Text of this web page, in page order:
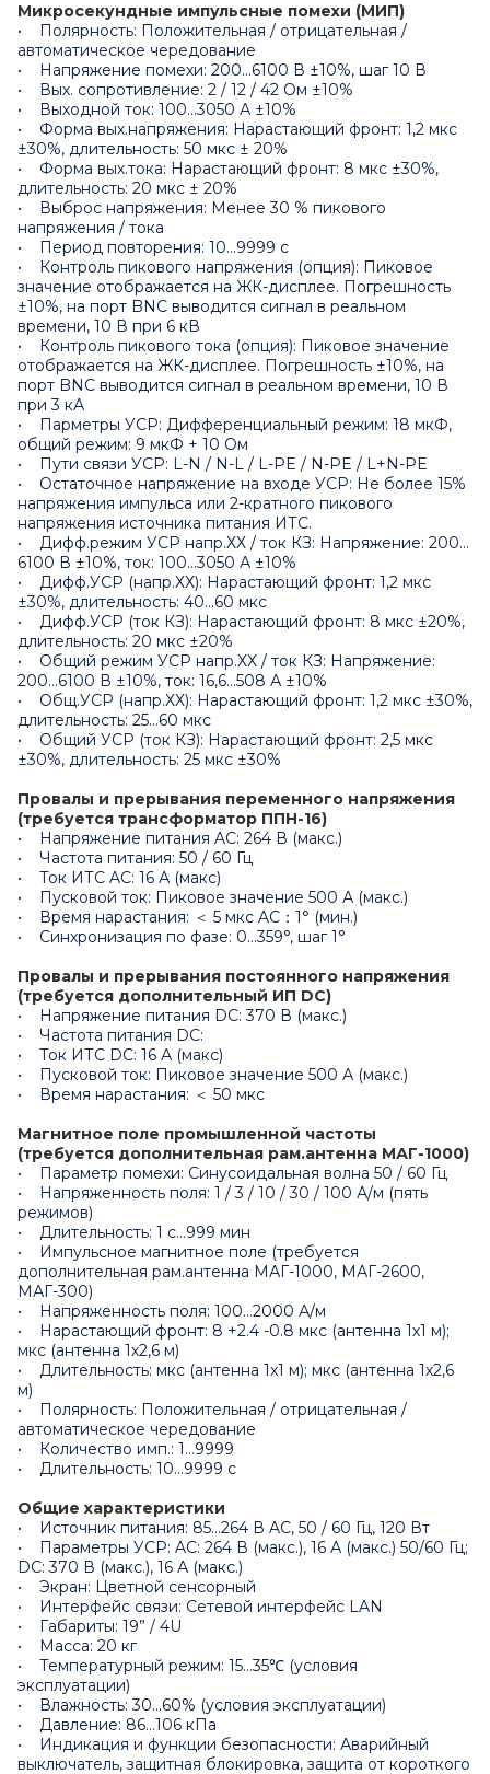
Микросекундные импульсные помехи (МИП)
• Полярность: Положительная / отрицательная /
автоматическое чередование
• Напряжение помехи: 200…6100 В ±10%, шаг 10 В
• Вых. сопротивление: 2 / 12 / 42 Ом ±10%
• Выходной ток: 100…3050 А ±10%
• Форма вых.напряжения: Нарастающий фронт: 1,2 мкс
±30%, длительность: 50 мкс ± 20%
• Форма вых.тока: Нарастающий фронт: 8 мкс ±30%,
длительность: 20 мкс ± 20%
• Выброс напряжения: Менее 30 % пикового
напряжения / тока
• Период повторения: 10…9999 с
• Контроль пикового напряжения (опция): Пиковое
значение отображается на ЖК-дисплее. Погрешность
±10%, на порт BNC выводится сигнал в реальном
времени, 10 В при 6 кВ
• Контроль пикового тока (опция): Пиковое значение
отображается на ЖК-дисплее. Погрешность ±10%, на
порт BNC выводится сигнал в реальном времени, 10 В
при 3 кА
• Парметры УСР: Дифференциальный режим: 18 мкФ,
общий режим: 9 мкФ + 10 Ом
• Пути связи УСР: L-N / N-L / L-PE / N-PE / L+N-PE
• Остаточное напряжение на входе УСР: Не более 15%
напряжения импульса или 2-кратного пикового
напряжения источника питания ИТС.
• Дифф.режим УСР напр.ХХ / ток КЗ: Напряжение: 200…
6100 В ±10%, ток: 100…3050 А ±10%
• Дифф.УСР (напр.ХХ): Нарастающий фронт: 1,2 мкс
±30%, длительность: 40…60 мкс
• Дифф.УСР (ток КЗ): Нарастающий фронт: 8 мкс ±20%,
длительность: 20 мкс ±20%
• Общий режим УСР напр.ХХ / ток КЗ: Напряжение:
200…6100 В ±10%, ток: 16,6…508 А ±10%
• Общ.УСР (напр.ХХ): Нарастающий фронт: 1,2 мкс ±30%,
длительность: 25…60 мкс
• Общий УСР (ток КЗ): Нарастающий фронт: 2,5 мкс
±30%, длительность: 25 мкс ±30%
Провалы и прерывания переменного напряжения
(требуется трансформатор ППН-16)
• Напряжение питания AC: 264 В (макс.)
• Частота питания: 50 / 60 Гц
• Ток ИТС AC: 16 А (макс)
• Пусковой ток: Пиковое значение 500 А (макс.)
• Время нарастания: ＜ 5 мкс AC：1° (мин.)
• Синхронизация по фазе: 0…359°, шаг 1°
Провалы и прерывания постоянного напряжения
(требуется дополнительный ИП DC)
• Напряжение питания DC: 370 В (макс.)
• Частота питания DC:
• Ток ИТС DC: 16 А (макс)
• Пусковой ток: Пиковое значение 500 А (макс.)
• Время нарастания: ＜ 50 мкс
Магнитное поле промышленной частоты
(требуется дополнительная рам.антенна МАГ-1000)
• Параметр помехи: Синусоидальная волна 50 / 60 Гц
• Напряженность поля: 1 / 3 / 10 / 30 / 100 А/м (пять
режимов)
• Длительность: 1 с…999 мин
• Импульсное магнитное поле (требуется
дополнительная рам.антенна МАГ-1000, МАГ-2600,
МАГ-300)
• Напряженность поля: 100…2000 А/м
• Нарастающий фронт: 8 +2.4 -0.8 мкс (антенна 1х1 м);
мкс (антенна 1х2,6 м)
• Длительность: мкс (антенна 1х1 м); мкс (антенна 1х2,6
м)
• Полярность: Положительная / отрицательная /
автоматическое чередование
• Количество имп.: 1…9999
• Длительность: 10…9999 с
Общие характеристики
• Источник питания: 85…264 В AC, 50 / 60 Гц, 120 Вт
• Параметры УСР: AC: 264 В (макс.), 16 А (макс.) 50/60 Гц;
DC: 370 В (макс.), 16 А (макс.)
• Экран: Цветной сенсорный
• Интерфейс связи: Сетевой интерфейс LAN
• Габариты: 19” / 4U
• Масса: 20 кг
• Температурный режим: 15…35℃ (условия
эксплуатации)
• Влажность: 30…60% (условия эксплуатации)
• Давление: 86…106 кПа
• Индикация и функции безопасности: Аварийный
выключатель, защитная блокировка, защита от короткого